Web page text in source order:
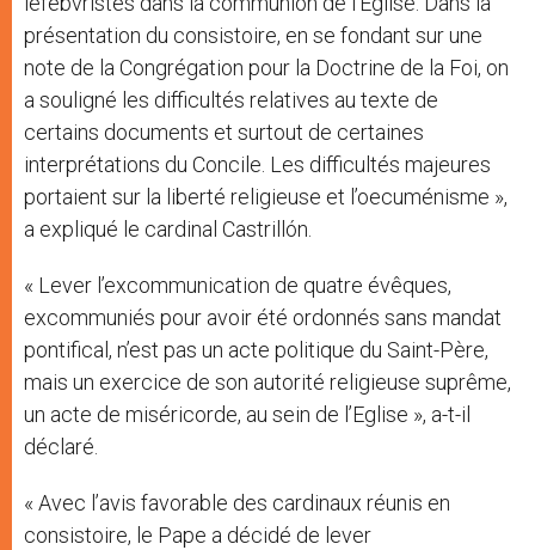
présentation du consistoire, en se fondant sur une
note de la Congrégation pour la Doctrine de la Foi, on
a souligné les difficultés relatives au texte de
certains documents et surtout de certaines
interprétations du Concile. Les difficultés majeures
portaient sur la liberté religieuse et l’oecuménisme »,
a expliqué le cardinal Castrillón.
« Lever l’excommunication de quatre évêques,
excommuniés pour avoir été ordonnés sans mandat
pontifical, n’est pas un acte politique du Saint-Père,
mais un exercice de son autorité religieuse suprême,
un acte de miséricorde, au sein de l’Eglise », a-t-il
déclaré.
« Avec l’avis favorable des cardinaux réunis en
consistoire, le Pape a décidé de lever